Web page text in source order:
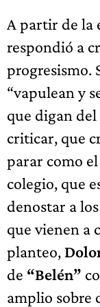
A partir de la
respondió a
progresismo.
“vapulean y
que digan
criticar, que
parar como
colegio, que
denostar a
que vienen a
planteo,
de “Belén”
amplio sobre